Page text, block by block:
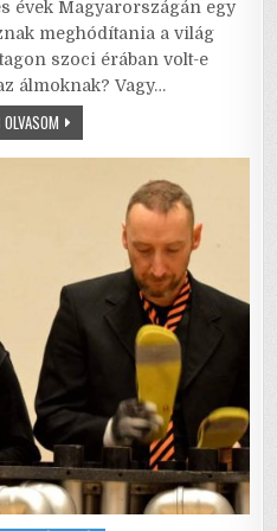
ai
l
ai
l
at
s
A
ar
e
évek Magyarországán egy
meghódítania a világ
szoci érában volt-e
álmoknak? Vagy…
A
BOGYÓSGYÜMÖLCSKERTÉSZ
ÚJRA…